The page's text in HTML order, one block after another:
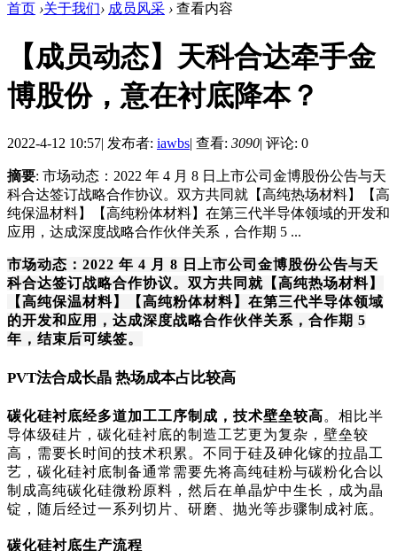
首页 ›关于我们› 成员风采 › 查看内容
【成员动态】天科合达牵手金
博股份，意在衬底降本？
2022-4-12 10:57| 发布者: iawbs| 查看: 3090| 评论: 0
摘要: 市场动态：2022 年 4 月 8 日上市公司金博股份公告与天
科合达签订战略合作协议。双方共同就【高纯热场材料】【高
纯保温材料】【高纯粉体材料】在第三代半导体领域的开发和
应用，达成深度战略合作伙伴关系，合作期 5 ...
市场动态：2022 年 4 月 8 日上市公司金博股份公告与天
科合达签订战略合作协议。双方共同就【高纯热场材料】
【高纯保温材料】【高纯粉体材料】在第三代半导体领域
的开发和应用，达成深度战略合作伙伴关系，合作期 5
年，结束后可续签。
PVT法合成长晶 热场成本占比较高
碳化硅衬底经多道加工工序制成，技术壁垒较高。相比半
导体级硅片，碳化硅衬底的制造工艺更为复杂，壁垒较
高，需要长时间的技术积累。不同于硅及砷化镓的拉晶工
艺，碳化硅衬底制备通常需要先将高纯硅粉与碳粉化合以
制成高纯碳化硅微粉原料，然后在单晶炉中生长，成为晶
锭，随后经过一系列切片、研磨、抛光等步骤制成衬底。
碳化硅衬底生产流程